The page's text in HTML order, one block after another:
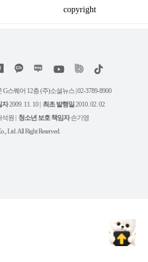
copyright
위
트
유
튜
틱
스퀘어 12층 (주)소셜뉴스 | 02-3789-8900
자2009. 11. 10 | 최초 발행일2010. 02. 02
석원 | 청소년 보호 책임자손기영
Ltd. All Right Reserved.